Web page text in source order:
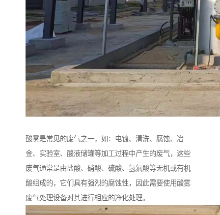
酸雾是常见的废气之一，如：电镀、清洗、腐蚀、冶
金、实验室、酸液储罐等加工过程中产生的废气，这些
废气通常是由盐酸、硝酸、硫酸、氢氟酸等无机或有机
酸组成的，它们具有强烈的腐蚀性，因此需要使用酸雾
废气处理设备对其进行相应的净化处理。